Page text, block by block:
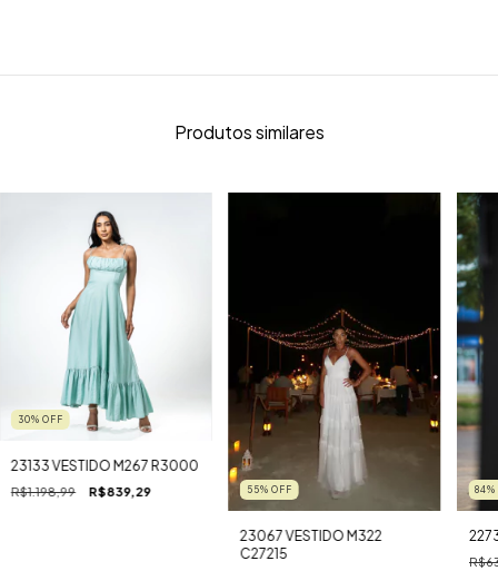
Produtos similares
30% OFF
23133 VESTIDO M267 R3000
R$1.198,99 R$839,29 55% OFF
23067 VESTIDO M322
C27215
84%